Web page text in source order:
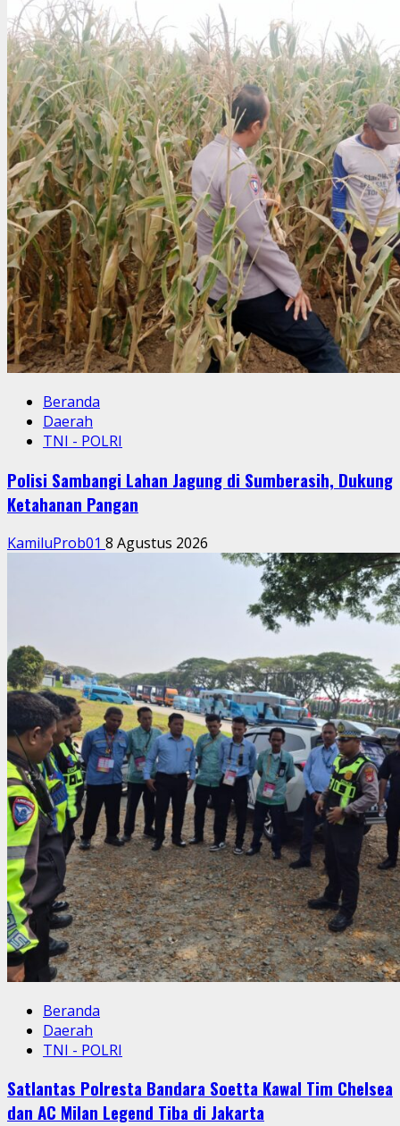
Beranda
Daerah
TNI - POLRI
Polisi Sambangi Lahan Jagung di Sumberasih, Dukung
Ketahanan Pangan
KamiluProb01 8 Agustus 2026
Beranda
Daerah
TNI - POLRI
Satlantas Polresta Bandara Soetta Kawal Tim Chelsea
dan AC Milan Legend Tiba di Jakarta